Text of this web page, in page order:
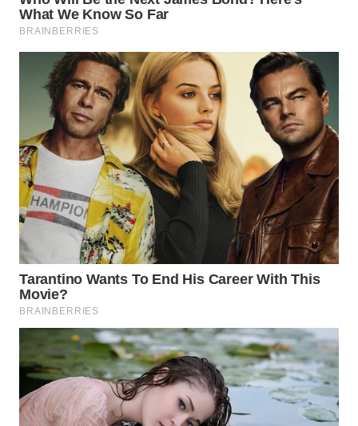
WN
INDRAMAYU
WN
KUNINGAN
WN
MAJALENGKA
WN
SUBANG
SUKABUMI
WN
PURWAKARTA
WN
PRIANGAN
TIMUR